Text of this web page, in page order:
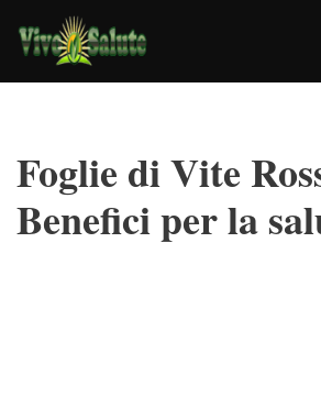
Vai
al
Foglie di Vite
Benefici per la